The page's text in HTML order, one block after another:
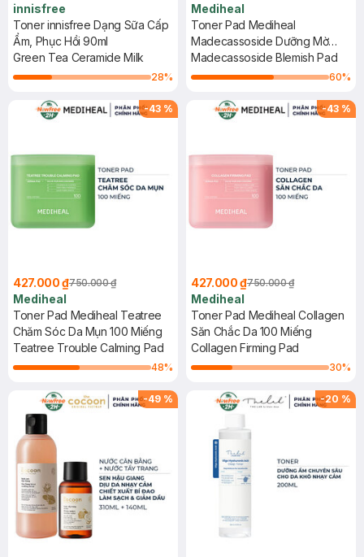
innisfree
Toner innisfree Dạng Sữa Cấp
Ẩm, Phục Hồi 90ml
Green Tea Ceramide Milk
28%
Mediheal
Toner Pad Mediheal
Madecassoside Dưỡng Mờ
Thâm 100 Miếng
Madecassoside Blemish Pad
60%
-43 %
427.000 ₫750.000 ₫
Mediheal
Toner Pad Mediheal Teatree
Chăm Sóc Da Mụn 100 Miếng
Teatree Trouble Calming Pad
48%
-43 %
427.000 ₫750.000 ₫
Mediheal
Toner Pad Mediheal Collagen
Săn Chắc Da 100 Miếng
Collagen Firming Pad
30%
-49 % -20 %